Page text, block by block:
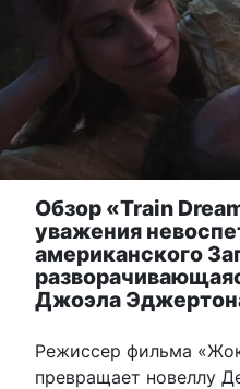
Обзор «Train
уважения
американского
Джоэла
Режиссер фильма
превращает новеллу